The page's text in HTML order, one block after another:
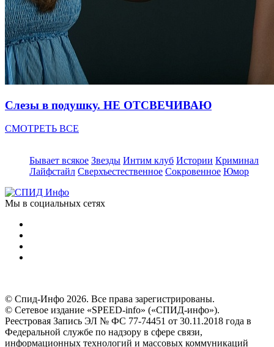
Слезы в подушку. НЕ ОТСВЕЧИВАЮ
СМОТРЕТЬ ВСЕ
Бывает всякое Звезды Интим клуб Истории Криминал
Лайфстайл Сверхъестественное Сокровенное Юмор
Мы в социальных сетях
© Спид-Инфо 2026. Все права зарегистрированы.
© Сетевое издание «SPEED-info» («СПИД-инфо»).
Реестровая Запись ЭЛ № ФС 77-74451 от 30.11.2018 года в
Федеральной службе по надзору в сфере связи,
информационных технологий и массовых коммуникаций